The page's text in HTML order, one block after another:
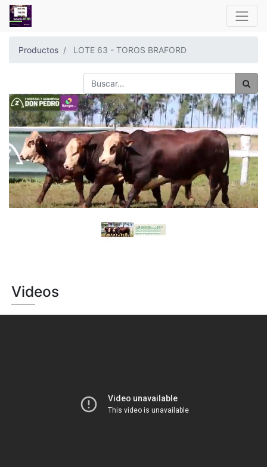
Productos LOTE 63 - TOROS BRAFORD
Videos